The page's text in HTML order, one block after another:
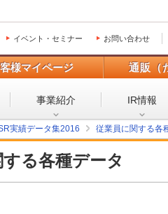
イベント・セミナー お問い合わせ
様マイページ 通販（
事業紹介 IR情報
実績データ集2016 従業員に関する各
る各種データ